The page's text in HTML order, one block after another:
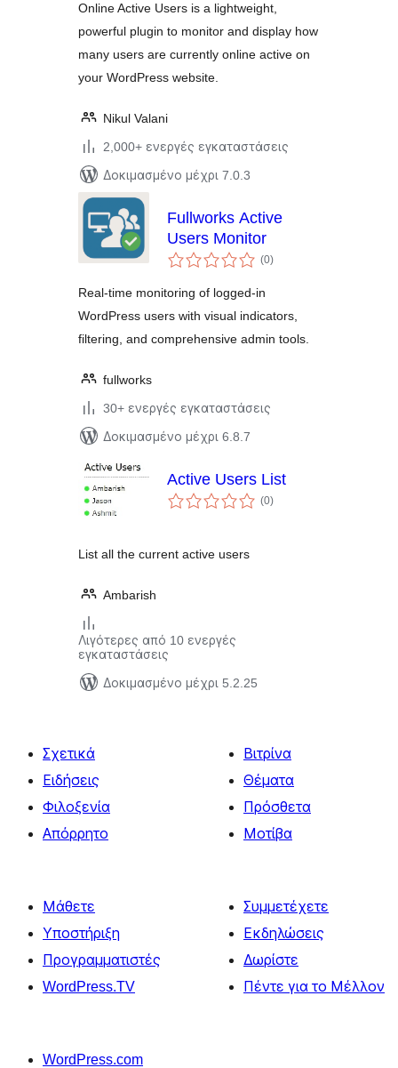
Online Active Users is a lightweight,
powerful plugin to monitor and display how
many users are currently online active on
your WordPress website.
Nikul Valani
2,000+ ενεργές εγκαταστάσεις
Δοκιμασμένο μέχρι 7.0.3
Fullworks Active
Users Monitor
(0αξιολογήσεις
σύνολο
)
Real-time monitoring of logged-in
WordPress users with visual indicators,
filtering, and comprehensive admin tools.
fullworks
30+ ενεργές εγκαταστάσεις
Δοκιμασμένο μέχρι 6.8.7
Active Users List
(0αξιολογήσεις
σύνολο
)
List all the current active users
Ambarish
Λιγότερες από 10 ενεργές
εγκαταστάσεις
Δοκιμασμένο μέχρι 5.2.25
Σχετικά
Ειδήσεις
Φιλοξενία
Απόρρητο
Βιτρίνα
Θέματα
Πρόσθετα
Μοτίβα
Μάθετε
Υποστήριξη
Προγραμματιστές
WordPress.TV
Συμμετέχετε
Εκδηλώσεις
Δωρίστε
Πέντε για το Μέλλον
WordPress.com